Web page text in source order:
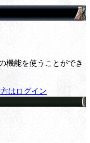
機能を使うことができ
はログイン